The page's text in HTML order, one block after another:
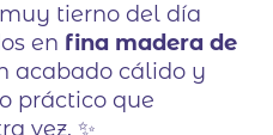
tierno del día
en fina madera de
acabado cálido y
práctico que
vez. ✨